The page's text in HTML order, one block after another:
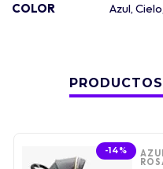
COLOR Azul, Cielo,
-14%